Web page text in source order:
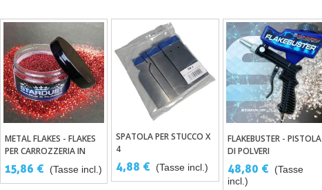
Aggiungi Al Carrello
METAL FLAKES - FLAKES
PER CARROZZERIA IN
PASTA PIGMENTATA
CONCENTRATA
15,86 € (Tasse incl.)
Aggiungi Al Carrello
SPATOLA PER STUCCO X
4
4,88 € (Tasse incl.)
Aggiungi Al Carrello
FLAKEBUSTER - PISTOLA
DI POLVERI
48,80 €
(Tasse
incl.)